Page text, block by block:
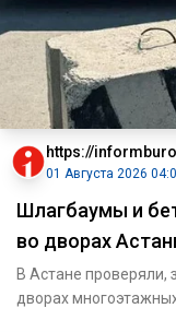
https://
01 Августа 2026
Шлагбаумы и
во дворах
В Астане проверяли,
дворах